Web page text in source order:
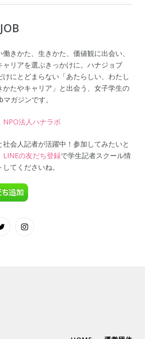
きかた、生きかた、価値観に出会い、
ャリアを選ぶきっかけに。ハナジョブ
けにとどまらない「あたらしい、わたし
かたやキャリア」と出会う、女子学生の
ガジンです。
NPO法人ハナラボ
社会人記者が活躍中！参加してみたいと
LINEの友だち登録で学生記者スクール情
てくださいね。
Twitter Instagram